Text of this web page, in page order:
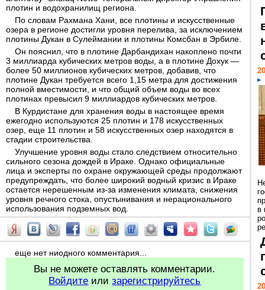
плотин и водохранилищ региона.
По словам Рахмана Хани, все плотины и искусственные
озера в регионе достигли уровня перелива, за исключением
плотины Дукан в Сулеймании и плотины Комсбан в Эрбиле.
Он пояснил, что в плотине Дарбандихан накоплено почти
3 миллиарда кубических метров воды, а в плотине Дохук —
более 50 миллионов кубических метров, добавив, что
плотине Дукан требуется всего 1,15 метра для достижения
полной вместимости, и что общий объем воды во всех
плотинах превысил 9 миллиардов кубических метров.
В Курдистане для хранения воды в настоящее время
ежегодно используются 25 плотин и 178 искусственных
озер, еще 11 плотин и 58 искусственных озер находятся в
стадии строительства.
Улучшение уровня воды стало следствием относительно
сильного сезона дождей в Ираке. Однако официальные
лица и эксперты по охране окружающей среды продолжают
предупреждать, что более широкий водный кризис в Ираке
остается нерешенным из-за изменения климата, снижения
уровня речного стока, опустынивания и нерационального
использования подземных вод.
еще нет ниодного комментария...
Вы не можете оставлять комментарии.
Войдите илизарегистрируйтесь
в